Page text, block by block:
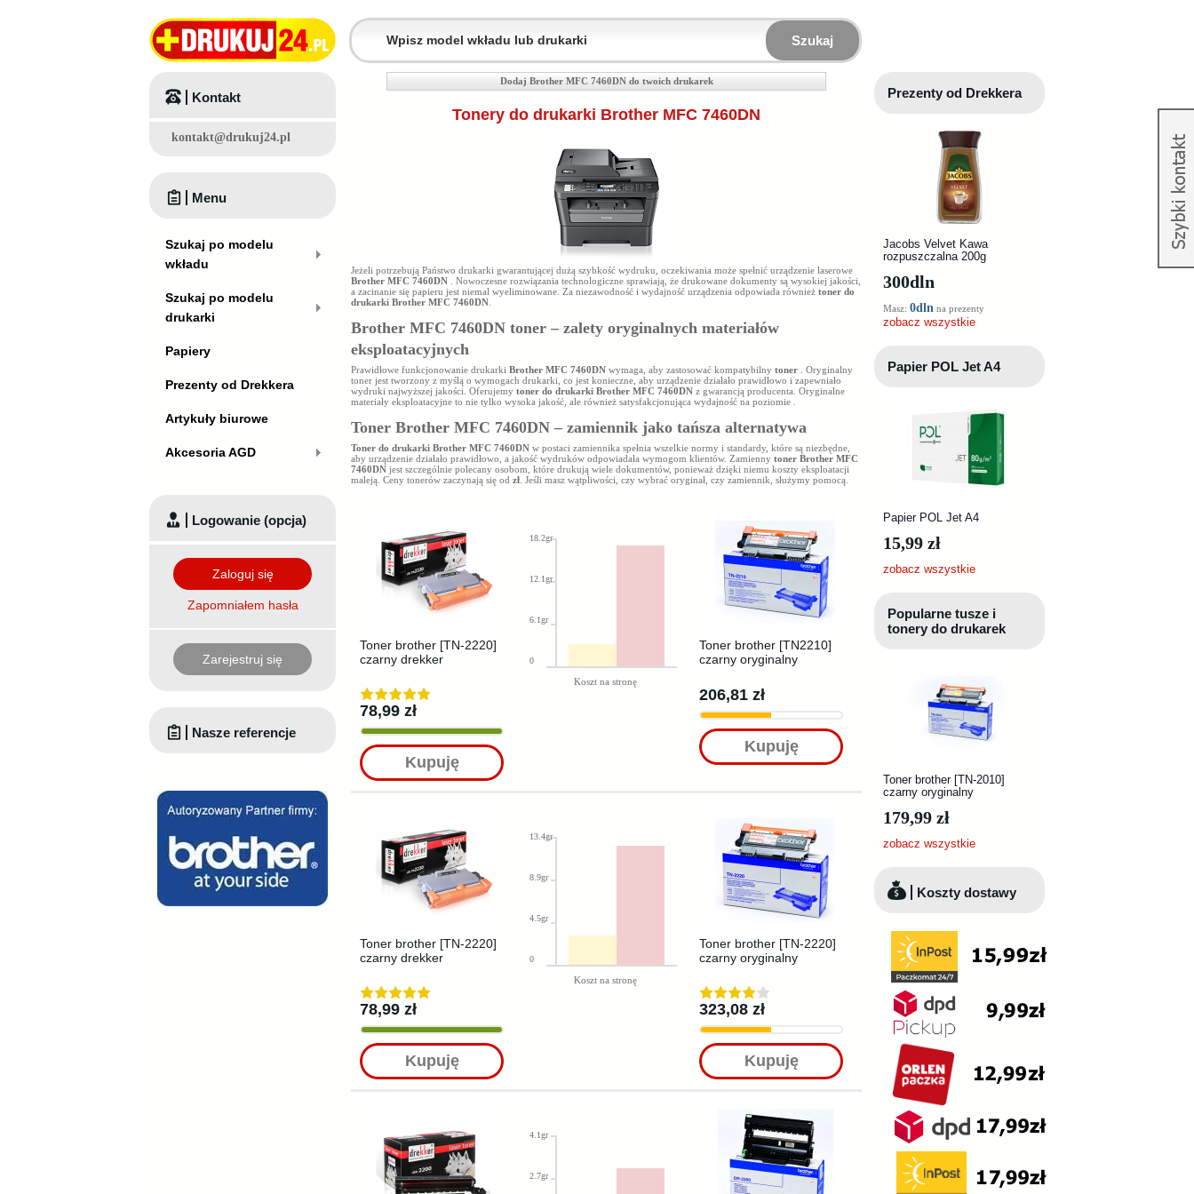
Szukaj
Dodaj Brother MFC 7460DN do twoich drukarek
Tonery do drukarki Brother MFC 7460DN
Jeżeli potrzebują Państwo drukarki gwarantującej dużą szybkość wydruku, oczekiwania może spełnić urządzenie laserowe
Brother MFC 7460DN . Nowoczesne rozwiązania technologiczne sprawiają, że drukowane dokumenty są wysokiej jakości,
a zacinanie się papieru jest niemal wyeliminowane. Za niezawodność i wydajność urządzenia odpowiada również toner do
drukarki Brother MFC 7460DN
Brother MFC 7460DN toner – zalety oryginalnych materiałów
eksploatacyjnych
Prawidłowe funkcjonowanie drukarki Brother MFC 7460DN wymaga, aby zastosować kompatybilny toner
. Oryginalny
toner jest tworzony z myślą o wymogach drukarki, co jest konieczne, aby urządzenie działało prawidłowo i zapewniało
wydruki najwyższej jakości. Oferujemy toner do drukarki Brother MFC 7460DN z gwarancją producenta. Oryginalne
materiały eksploatacyjne to nie tylko wysoka jakość, ale również satysfakcjonująca wydajność na poziomie
Toner Brother MFC 7460DN – zamiennik jako tańsza alternatywa
Toner do drukarki Brother MFC 7460DN w postaci zamiennika spełnia wszelkie normy i standardy, które są niezbędne,
aby urządzenie działało prawidłowo, a jakość wydruków odpowiadała wymogom klientów. Zamienny toner Brother MFC
7460DN jest szczególnie polecany osobom, które drukują wiele dokumentów, ponieważ dzięki niemu koszty eksploatacji
maleją. Ceny tonerów zaczynają się od zł . Jeśli masz wątpliwości, czy wybrać oryginał, czy zamiennik, służymy pomocą.
Toner brother [TN-2220]
czarny drekker
78,99 zł
Kupuję
18.2gr
12.1gr
6.1gr
0
Koszt na stronę
Toner brother [TN2210]
czarny oryginalny
206,81 zł
Kupuję
Toner brother [TN-2220]
czarny drekker
78,99 zł
Kupuję
13.4gr
8.9gr
4.5gr
0
Koszt na stronę
Toner brother [TN-2220]
czarny oryginalny
323,08 zł
Kupuję
4.1gr
2.7gr
Kontakt
kontakt@drukuj24.pl
Menu
Szukaj po modelu
wkładu
Szukaj po modelu
drukarki
Papiery
Prezenty od Drekkera
Artykuły biurowe
Akcesoria AGD
Logowanie (opcja)
Zaloguj się
Zapomniałem hasła
Zarejestruj się
Nasze referencje
Prezenty od Drekkera
Jacobs Velvet Kawa
rozpuszczalna 200g
300dln
Masz: 0dln na prezenty
zobacz wszystkie
Papier POL Jet A4
Papier POL Jet A4
15,99 zł
zobacz wszystkie
Popularne tusze i
tonery do drukarek
Toner brother [TN-2010]
czarny oryginalny
179,99 zł
zobacz wszystkie
Koszty dostawy